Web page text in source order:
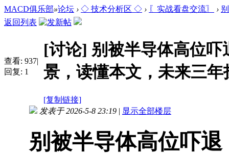
MACD俱乐部»论坛 › ◇ 技术分析区 ◇ › 〖实战看盘交流〗 ›
返回列表
查看: 937|
回复: 1
[讨论] 别被半导体高位吓
景，读懂本文，未来三年
[复制链接]
发表于 2026-5-8 23:19 | 显示全部楼层
别被半导体高位吓